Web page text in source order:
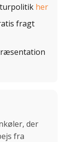
her
fragt
der
fra